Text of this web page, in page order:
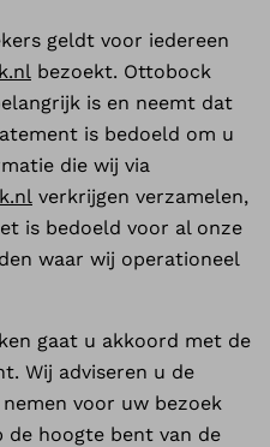
geldt voor iedereen
bezoekt. Ottobock
is en neemt dat
is bedoeld om u
die wij via
verkrijgen verzamelen,
is bedoeld voor al onze
waar wij operationeel
gaat u akkoord met de
Wij adviseren u de
voor uw bezoek
de hoogte bent van de